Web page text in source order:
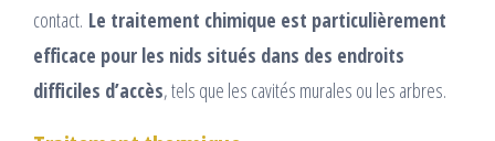
contact. Le traitement chimique est particulièrement
efficace pour les nids situés dans des endroits
difficiles d’accès, tels que les cavités murales ou les arbres.